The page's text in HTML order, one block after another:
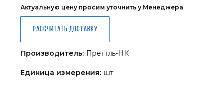
Актуальную цену просим уточнить у Менеджера
Рассчитать доставку
Производитель: Преттль-НК
Единица измерения: шт